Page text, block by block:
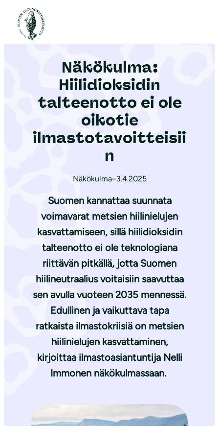
Etusivu
Näkökulma:
Hiilidioksidin
talteenotto ei ole
oikotie
ilmastotavoitteisii
n
Näkökulma–3.4.2025
Suomen kannattaa suunnata
voimavarat metsien hiilinielujen
kasvattamiseen, sillä hiilidioksidin
talteenotto ei ole teknologiana
riittävän pitkällä, jotta Suomen
hiilineutraalius voitaisiin saavuttaa
sen avulla vuoteen 2035 mennessä.
Edullinen ja vaikuttava tapa
ratkaista ilmastokriisiä on metsien
hiilinielujen kasvattaminen,
kirjoittaa ilmastoasiantuntija Nelli
Immonen näkökulmassaan.